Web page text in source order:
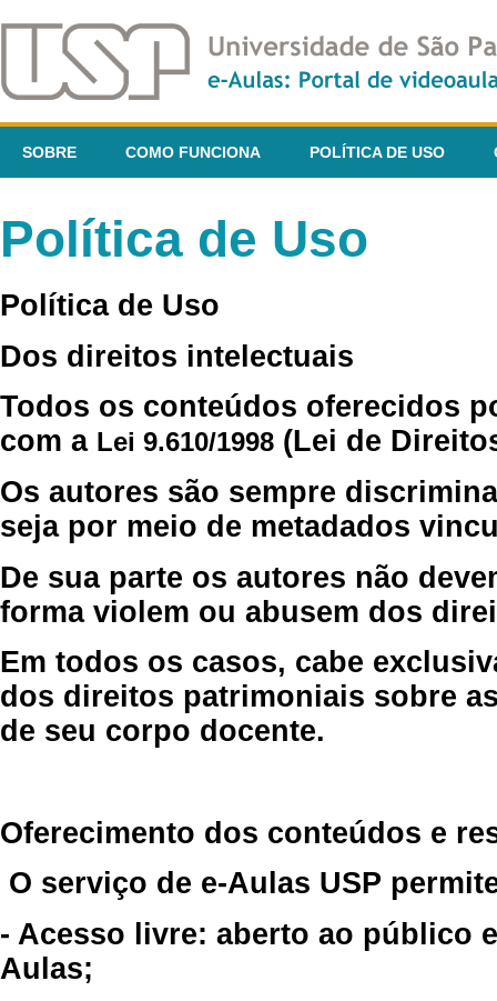
SOBRE COMO FUNCIONA POLÍTICA DE USO
Política de Uso
Política de Uso
Dos direitos intelectuais
Todos os conteúdos oferecidos
com a Lei 9.610/1998 (Lei de
Os autores são sempre
seja por meio de metadados
De sua parte os autores não
forma violem ou abusem dos
Em todos os casos, cabe
dos direitos patrimoniais sobre
de seu corpo docente.
Oferecimento dos conteúdos e
O serviço de e-Aulas USP
- Acesso livre: aberto ao público
Aulas;